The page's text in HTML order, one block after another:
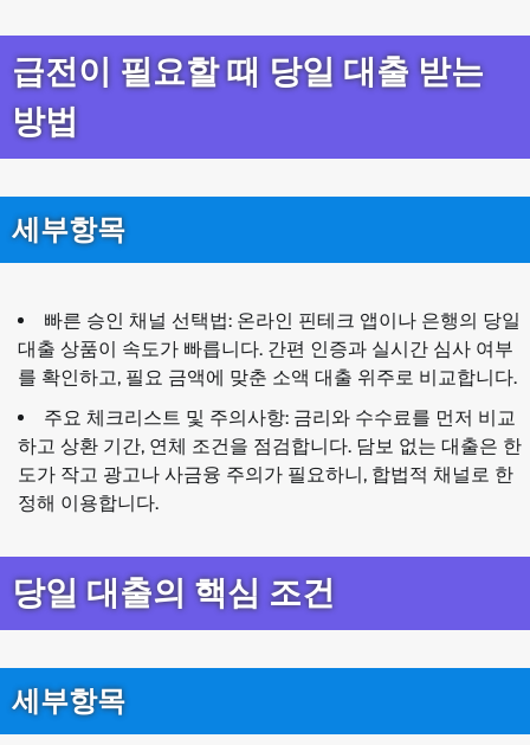
급전이 필요할 때 당일 대출 받는
방법
세부항목
빠른 승인 채널 선택법: 온라인 핀테크 앱이나 은행의 당일
대출 상품이 속도가 빠릅니다. 간편 인증과 실시간 심사 여부
를 확인하고, 필요 금액에 맞춘 소액 대출 위주로 비교합니다.
주요 체크리스트 및 주의사항: 금리와 수수료를 먼저 비교
하고 상환 기간, 연체 조건을 점검합니다. 담보 없는 대출은 한
도가 작고 광고나 사금융 주의가 필요하니, 합법적 채널로 한
정해 이용합니다.
당일 대출의 핵심 조건
세부항목